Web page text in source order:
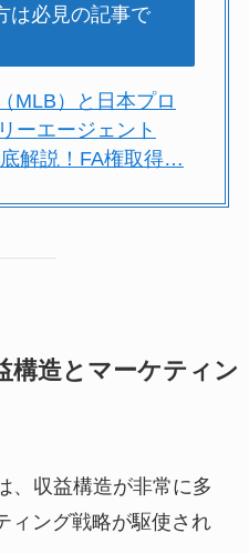
は必見の記事で
MLB）と日本プロ
ーエージェント
底解説！FA権取得…
構造とマーケティン
、収益構造が非常に多
ィング戦略が駆使され